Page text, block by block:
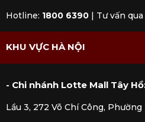
Hotline: 1800 6390 Tư vấn
KHU VỰC HÀ NỘI
- Chi nhánh Lotte Mall Tây
Lầu 3, 272 Võ Chí Công,